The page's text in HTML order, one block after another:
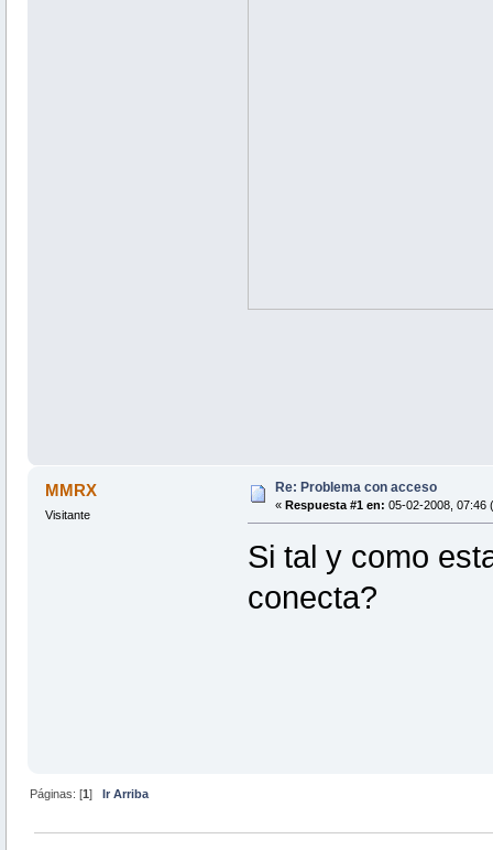
MMRX
Visitante
Re: Problema con acceso
« Respuesta #1 en: 05-02-2008, 07:46
Si tal y como
conecta?
Páginas: [1] Ir Arriba